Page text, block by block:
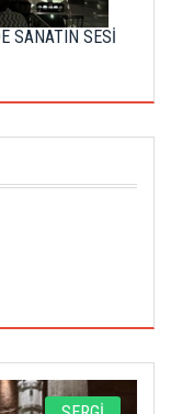
SANATIN SESİ